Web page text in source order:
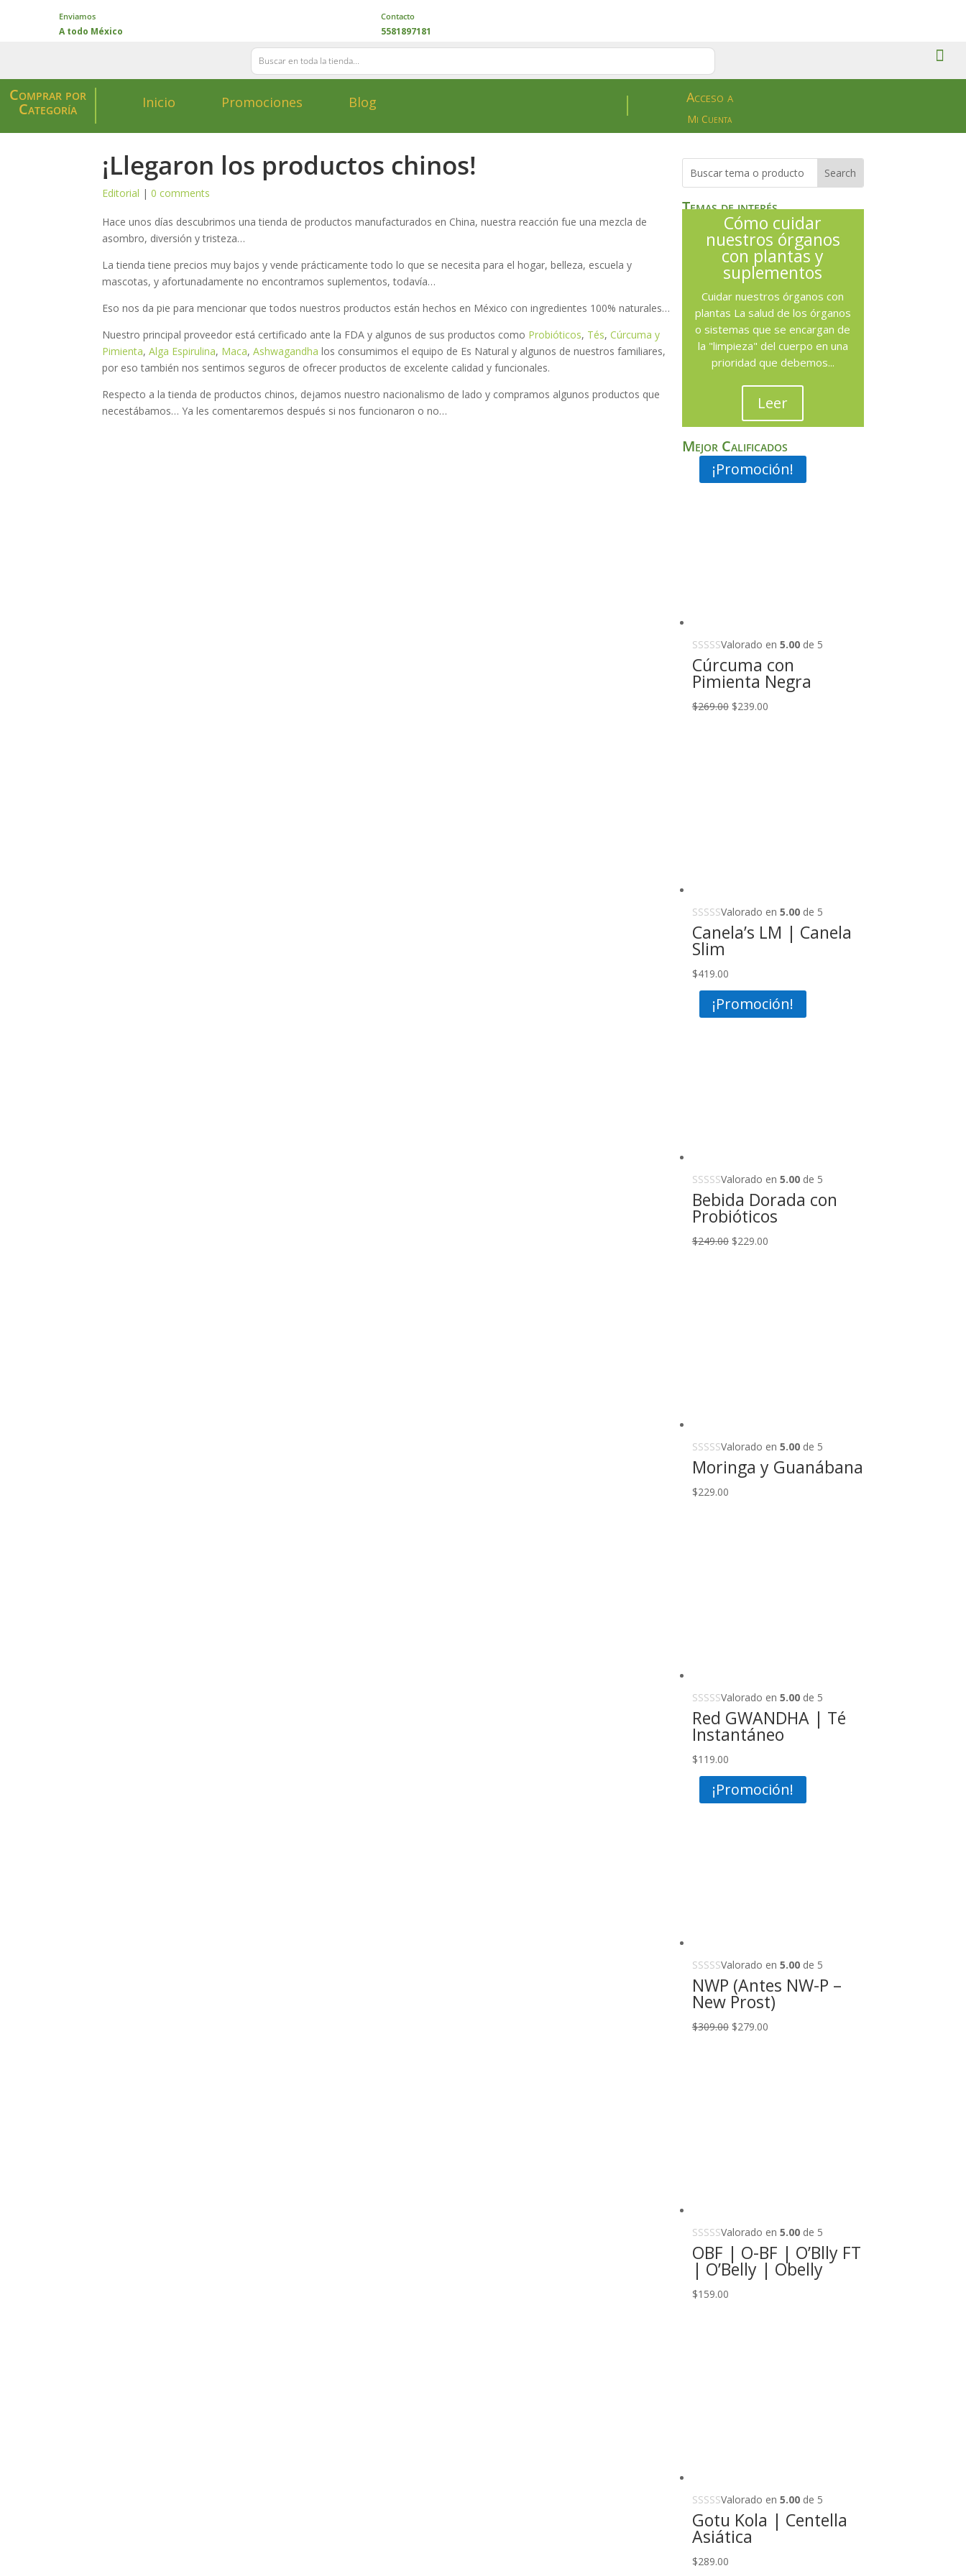
Enviamos
A todo México
Contacto
5581897181
Comprar por
Categoría Inicio Promociones Blog Acceso a
Mi Cuenta
¡Llegaron los productos chinos!
Editorial |0 comments
Hace unos días descubrimos una tienda de productos manufacturados en China, nuestra reacción fue una mezcla de
asombro, diversión y tristeza…
La tienda tiene precios muy bajos y vende prácticamente todo lo que se necesita para el hogar, belleza, escuela y
mascotas, y afortunadamente no encontramos suplementos, todavía…
Eso nos da pie para mencionar que todos nuestros productos están hechos en México con ingredientes 100% naturales…
Nuestro principal proveedor está certificado ante la FDA y algunos de sus productos como Probióticos, Tés,Cúrcuma y
Pimienta,Alga Espirulina, Maca,Ashwagandha los consumimos el equipo de Es Natural y algunos de nuestros familiares,
por eso también nos sentimos seguros de ofrecer productos de excelente calidad y funcionales.
Respecto a la tienda de productos chinos, dejamos nuestro nacionalismo de lado y compramos algunos productos que
necestábamos… Ya les comentaremos después si nos funcionaron o no…
Temas de interés
Cómo cuidar
nuestros órganos
con plantas y
suplementos
Cuidar nuestros órganos con
plantas La salud de los órganos
o sistemas que se encargan de
la "limpieza" del cuerpo en una
prioridad que debemos...
Leer
Mejor Calificados
¡Promoción!
Valorado en 5.00de 5
Cúrcuma con
Pimienta Negra
$269.00 Original
$239.00Current
Valorado en 5.00de 5
Canela’s LM | Canela
Slim
$419.00
¡Promoción!
Valorado en 5.00de 5
Bebida Dorada con
Probióticos
$249.00 Original
$229.00Current
Valorado en 5.00de 5
Moringa y Guanábana
$229.00
Valorado en 5.00de 5
Red GWANDHA | Té
Instantáneo
$119.00
¡Promoción!
Valorado en 5.00de 5
NWP (Antes NW-P –
New Prost)
$309.00 Original
$279.00Current
Valorado en 5.00de 5
OBF | O-BF | O’Blly FT
| O’Belly | Obelly
$159.00
Valorado en 5.00de 5
Gotu Kola | Centella
Asiática
$289.00